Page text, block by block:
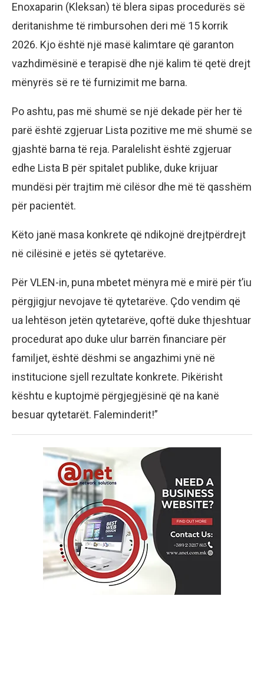
Enoxaparin (Kleksan) të blera sipas procedurës së
deritanishme të rimbursohen deri më 15 korrik
2026. Kjo është një masë kalimtare që garanton
vazhdimësinë e terapisë dhe një kalim të qetë drejt
mënyrës së re të furnizimit me barna.
Po ashtu, pas më shumë se një dekade për her të
parë është zgjeruar Lista pozitive me më shumë se
gjashtë barna të reja. Paralelisht është zgjeruar
edhe Lista B për spitalet publike, duke krijuar
mundësi për trajtim më cilësor dhe më të qasshëm
për pacientët.
Këto janë masa konkrete që ndikojnë drejtpërdrejt
në cilësinë e jetës së qytetarëve.
Për VLEN-in, puna mbetet mënyra më e mirë për t’iu
përgjigjur nevojave të qytetarëve. Çdo vendim që
ua lehtëson jetën qytetarëve, qoftë duke thjeshtuar
procedurat apo duke ulur barrën financiare për
familjet, është dëshmi se angazhimi ynë në
institucione sjell rezultate konkrete. Pikërisht
kështu e kuptojmë përgjegjësinë që na kanë
besuar qytetarët. Faleminderit!”